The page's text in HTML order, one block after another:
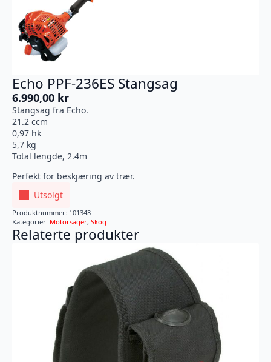
Echo PPF-236ES Stangsag
6.990,00 kr
Stangsag fra Echo.
21.2 ccm
0,97 hk
5,7 kg
Total lengde, 2.4m
Perfekt for beskjæring av trær.
Utsolgt
Produktnummer: 101343
Kategorier: Motorsager, Skog
Relaterte produkter